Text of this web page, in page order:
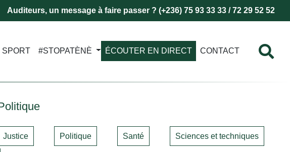
Auditeurs, un message à faire passer ? (+236) 75 93 33 33 / 72 29 52 52
SPORT #STOPATÈNÈ ÉCOUTER EN DIRECT CONTACT
Justice Politique Santé Sciences et techniques